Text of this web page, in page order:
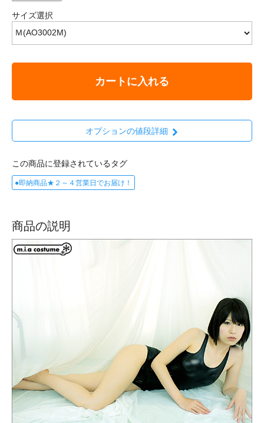
サイズ選択
カートに入れる
オプションの値段詳細
この商品に登録されているタグ
●即納商品★２～４営業日でお届け！
商品の説明